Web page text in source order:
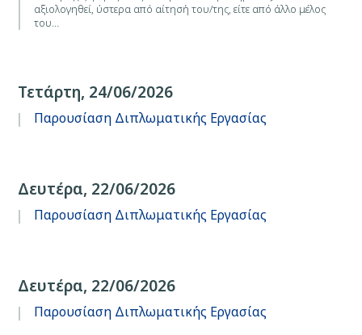
αξιολογηθεί, ύστερα από αίτησή του/της, είτε από άλλο μέλος
του…
Τετάρτη, 24/06/2026
Παρουσίαση Διπλωματικής Εργασίας
Δευτέρα, 22/06/2026
Παρουσίαση Διπλωματικής Εργασίας
Δευτέρα, 22/06/2026
Παρουσίαση Διπλωματικής Εργασίας